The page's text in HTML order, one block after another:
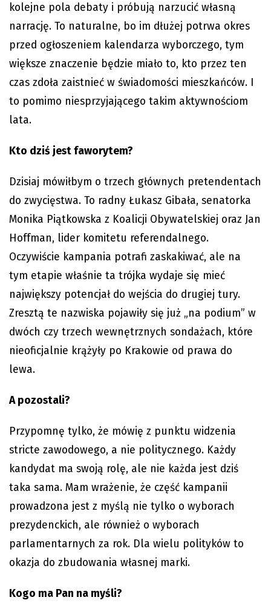
kolejne pola debaty i próbują narzucić własną
narrację. To naturalne, bo im dłużej potrwa okres
przed ogłoszeniem kalendarza wyborczego, tym
większe znaczenie będzie miało to, kto przez ten
czas zdoła zaistnieć w świadomości mieszkańców. I
to pomimo niesprzyjającego takim aktywnościom
lata.
Kto dziś jest faworytem?
Dzisiaj mówiłbym o trzech głównych pretendentach
do zwycięstwa. To radny Łukasz Gibała, senatorka
Monika Piątkowska z Koalicji Obywatelskiej oraz Jan
Hoffman, lider komitetu referendalnego.
Oczywiście kampania potrafi zaskakiwać, ale na
tym etapie właśnie ta trójka wydaje się mieć
największy potencjał do wejścia do drugiej tury.
Zresztą te nazwiska pojawiły się już „na podium” w
dwóch czy trzech wewnętrznych sondażach, które
nieoficjalnie krążyły po Krakowie od prawa do
lewa.
A pozostali?
Przypomnę tylko, że mówię z punktu widzenia
stricte zawodowego, a nie politycznego. Każdy
kandydat ma swoją rolę, ale nie każda jest dziś
taka sama. Mam wrażenie, że część kampanii
prowadzona jest z myślą nie tylko o wyborach
prezydenckich, ale również o wyborach
parlamentarnych za rok. Dla wielu polityków to
okazja do zbudowania własnej marki.
Kogo ma Pan na myśli?